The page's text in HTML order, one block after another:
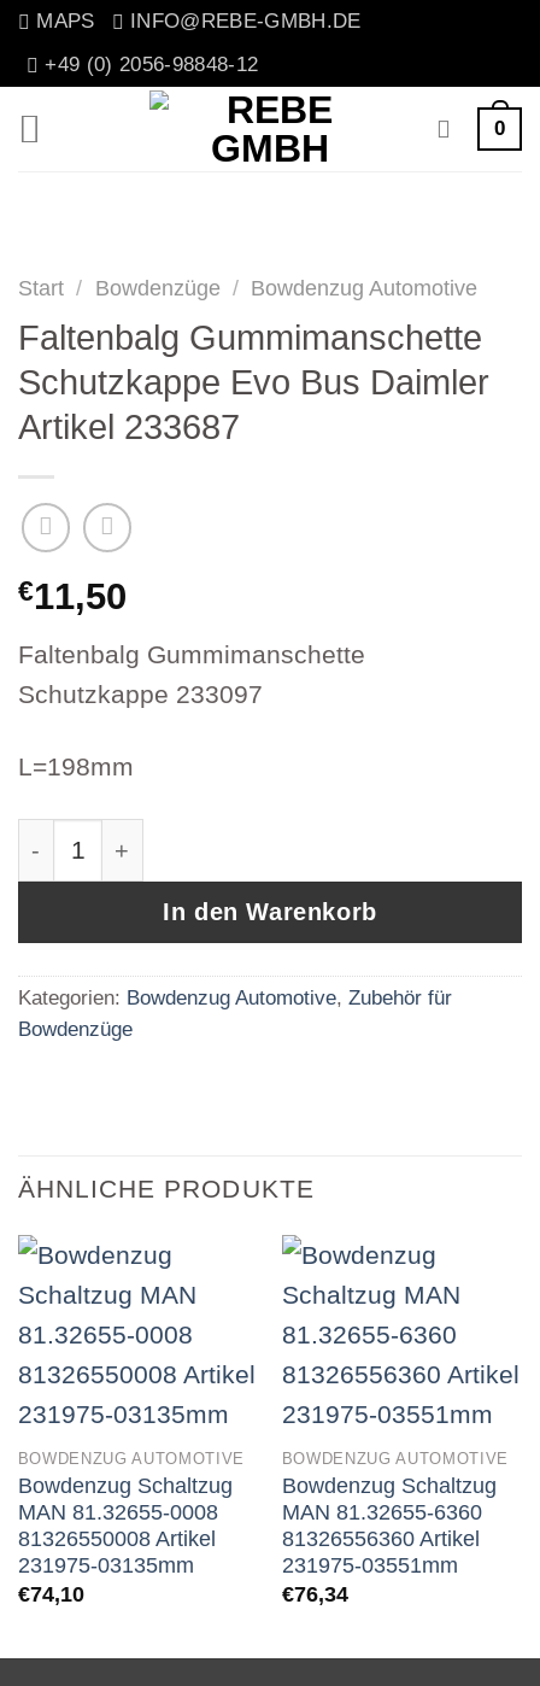
Zum
Inhalt
MAPS
INFO@REBE-GMBH.DE
+49 (0) 2056-98848-12
0
Start / Bowdenzüge / Bowdenzug Automotive
Faltenbalg Gummimanschette
Schutzkappe Evo Bus Daimler
Artikel 233687
€11,50
Faltenbalg Gummimanschette
Schutzkappe 233097
L=198mm
In den Warenkorb
Kategorien: Bowdenzug Automotive, Zubehör für
Bowdenzüge
ÄHNLICHE PRODUKTE
BOWDENZUG AUTOMOTIVE
Bowdenzug Schaltzug
MAN 81.32655-0008
81326550008 Artikel
231975-03135mm
€74,10
BOWDENZUG AUTOMOTIVE
Bowdenzug Schaltzug
MAN 81.32655-6360
81326556360 Artikel
231975-03551mm
€76,34